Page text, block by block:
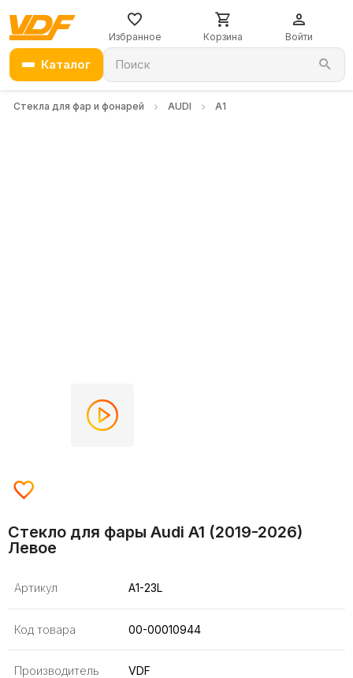
Избранное Корзина Войти
Каталог Поиск
Стекла для фар и фонарей AUDI A1
Стекло для фары Audi A1 (2019-2026)
Левое
Артикул A1-23L
Код товара 00-00010944
Производитель VDF